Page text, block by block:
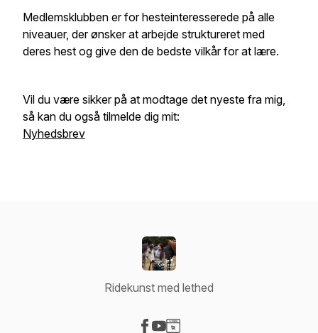
Medlemsklubben er for hesteinteresserede på alle
niveauer, der ønsker at arbejde struktureret med
deres hest og give den de bedste vilkår for at lære.
Vil du være sikker på at modtage det nyeste fra mig,
så kan du også tilmelde dig mit:
Nyhedsbrev
Ridekunst med lethed